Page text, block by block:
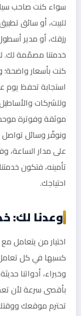
سواء كنت صاحب
للبيت، أو سائق
رزقك، أو مدير
خدمتنا مصمّمة لك.
كنت بأسعار واضحة؛
استجابة تحفظ يوم
وللشركات
موثقة وفوترة
ونوفّر وسائل
على مدار الساعة،
تأمينه، فتكون
احتياجك.
وعدنا لك:
اختيار من يتعامل
كسبها في كل تعامل
وخبراء، أدواتنا
بأقصى سرعة لأن
تحترم موقعك